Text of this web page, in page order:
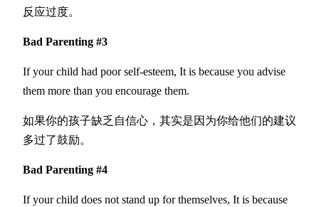
反应过度。
Bad Parenting #3
If your child had poor self-esteem, It is because you advise
them more than you encourage them.
如果你的孩子缺乏自信心，其实是因为你给他们的建议
多过了鼓励。
Bad Parenting #4
If your child does not stand up for themselves, It is because